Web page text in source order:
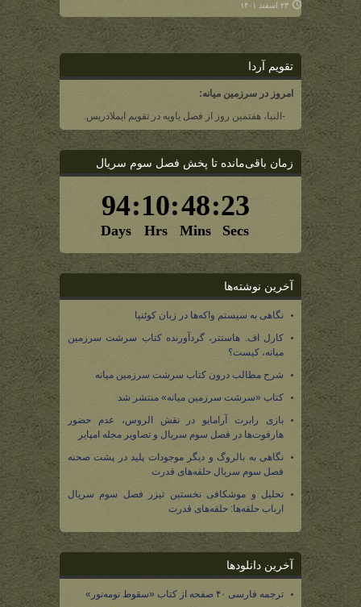
۲۳ اسفند ۱۴۰۱
تقویم آردا
امروز در سرزمین میانه:
-النیا، هفتمین روز از فصل یاویه در تقویم ایملادریس.
زمان باقی‌مانده تا پخش فصل سوم سریال
آخرین نوشته‌ها
نگاهی به سیستم واکه‌ها در زبان کوئنیا
کارل اف. هاستتر، گردآورنده کتاب سرشت سرزمین
میانه، کیست؟
شرح مطالب درون کتاب سرشت سرزمین میانه
کتاب «سرشت سرزمین میانه» منتشر شد
بازی رابرت آرامایو در نقش الروس، عدم حضور
هارفوت‌ها در فصل سوم سریال و تصاویر مجله امپایر
نگاهی به بالروگ و دیگر موجودات پلید در پشت صحنه
فصل سوم سریال حلقه‌های قدرت
تحلیل و موشکافی نخستین تیزر فصل سوم سریال
ارباب حلقه‌ها: حلقه‌های قدرت
آخرین دانلودها
ترجمه فارسی ۴۰ صفحه از کتاب «سقوط نومه‌نور»